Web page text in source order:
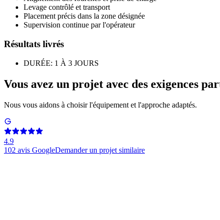
Levage contrôlé et transport
Placement précis dans la zone désignée
Supervision continue par l'opérateur
Résultats livrés
DURÉE: 1 À 3 JOURS
Vous avez un projet avec des exigences
Nous vous aidons à choisir l'équipement et l'approche adaptés.
4.9
102 avis GoogleDemander un projet similaire